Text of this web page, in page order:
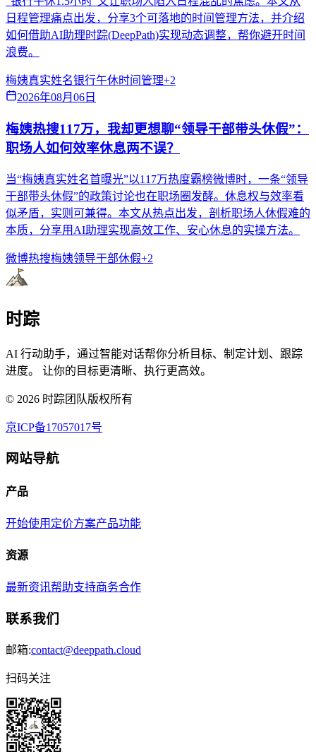
日程管理痛点出发，分享3个可落地的时间管理方法，并介绍
如何借助AI助理时踪(DeepPath)实现动态调整，帮你避开时间
浪费。
梅姨真实姓名银行午休时间管理+2
2026年08月06日
梅姨热搜117万，我却更想聊“领导干部带头休假”：
职场人如何效率休息两不误？
当“梅姨真实姓名首曝光”以117万热度霸榜微博时，一条“领导
干部带头休假”的政策讨论也在职场圈发酵。休息权与效率看
似矛盾，实则可兼得。本文从热点出发，剖析职场人休假难的
本质，分享用AI助理实现高效工作、安心休息的实操方法。
微博热搜梅姨领导干部休假+2
时踪
AI 行动助手，通过智能对话帮你分析目标、制定计划、跟踪
进度。 让你的目标更清晰、执行更高效。
© 2026 时踪团队版权所有
京ICP备17057017号
网站导航
产品
开始使用 定价方案产品功能
资源
最新资讯帮助支持商务合作
联系我们
邮箱:contact@deeppath.cloud
扫码关注